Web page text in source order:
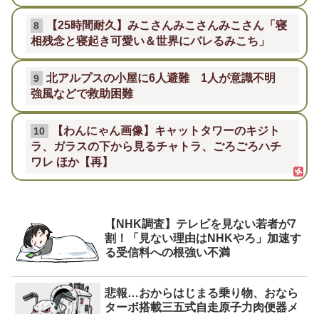
8
【25時間耐久】みこさんみこさんみこさん「寝
相残念と寝起き可愛い＆世界にバレるみこち」
9
北アルプスの小屋に6人避難 1人が意識不明
強風などで救助困難
10
【わんにゃん画像】キャットタワーのキジト
ラ、ガラスの下から見るチャトラ、ごろごろハチ
ワレ ほか【再】
【NHK調査】テレビを見ない若者が7
割！「見ない理由はNHKやろ」加速す
る受信料への根強い不満
悲報…おからはじまる乗り物、おなら
ターボ搭載三五式自走原子力肉便器メ